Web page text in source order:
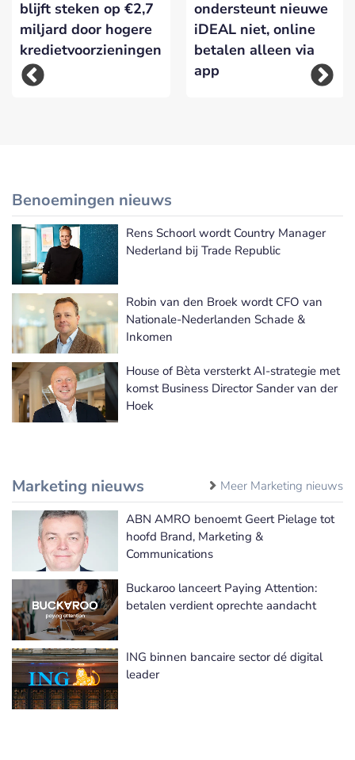
blijft steken op €2,7
miljard door hogere
kredietvoorzieningen
ondersteunt nieuwe
iDEAL niet, online
betalen alleen via
app
Benoemingen nieuws
Meer Benoemingen nieuws
Rens Schoorl wordt Country Manager
Nederland bij Trade Republic
Robin van den Broek wordt CFO van
Nationale-Nederlanden Schade &
Inkomen
House of Bèta versterkt AI-strategie met
komst Business Director Sander van der
Hoek
Marketing nieuws Meer Marketing nieuws
ABN AMRO benoemt Geert Pielage tot
hoofd Brand, Marketing &
Communications
Buckaroo lanceert Paying Attention:
betalen verdient oprechte aandacht
ING binnen bancaire sector dé digital
leader